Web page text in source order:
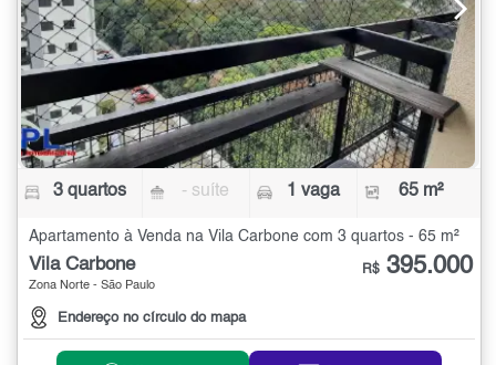
3 quartos - suíte 1 vaga 65 m²
Apartamento à Venda na Vila Carbone com 3 quartos - 65 m²
Vila Carbone
Zona Norte - São Paulo
Endereço no círculo do mapa
R$ 395.000